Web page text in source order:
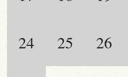
24 25 26